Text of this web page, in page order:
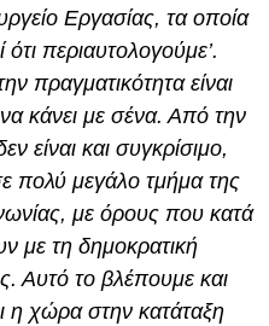
Εργασίας, τα οποία
περιαυτολογούμε’.
πραγματικότητα είναι
κάνει με σένα. Από την
είναι και συγκρίσιμο,
πολύ μεγάλο τμήμα της
με όρους που κατά
με τη δημοκρατική
Αυτό το βλέπουμε και
η χώρα στην κατάταξη